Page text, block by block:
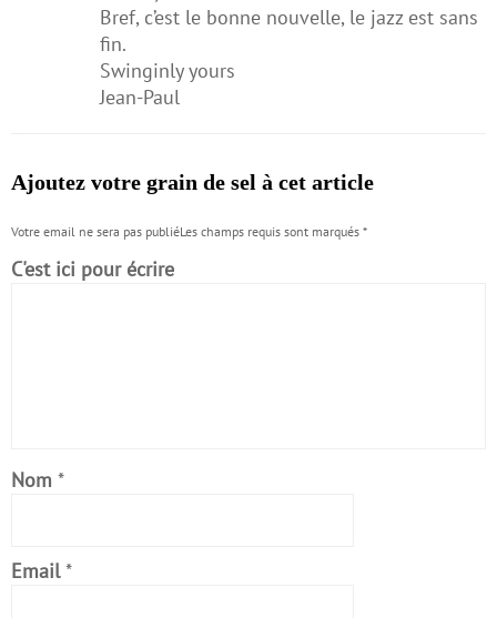
Bref, c’est le bonne nouvelle, le jazz est sans
fin.
Swinginly yours
Jean-Paul
Ajoutez votre grain de sel à cet article
Votre email ne sera pas publiéLes champs requis sont marqués *
C'est ici pour écrire
Nom *
Email *